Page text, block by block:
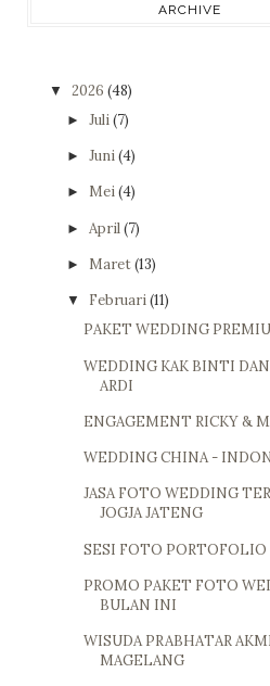
ARCHIVE
▼ 2026 (48)
► Juli(7)
► Juni(4)
► Mei(4)
► April(7)
► Maret(13)
▼ Februari(11)
PAKET WEDDING
WEDDING KAK BINTI
ARDI
ENGAGEMENT RICKY &
WEDDING CHINA -
JASA FOTO WEDDING
JOGJA JATENG
SESI FOTO PORTOFOLIO
PROMO PAKET FOTO
BULAN INI
WISUDA PRABHATAR
MAGELANG